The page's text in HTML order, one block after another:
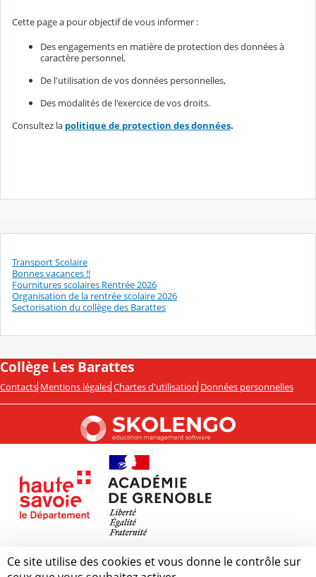
Cette page a pour objectif de vous informer :
Des engagements en matière de protection des données à
caractère personnel,
De l'utilisation de vos données personnelles,
Des modalités de l'exercice de vos droits.
Consultez la politique de protection des données.
Transport Scolaire
Bonnes vacances !!
Fournitures scolaires Rentrée 2026
Organisation de la rentrée scolaire 2026
Sectorisation du collège des Barattes
Collège Les Barattes
Contacts Mentions légales Chartes d'utilisation Données personnelles
Ce site utilise des cookies et vous donne le contrôle sur